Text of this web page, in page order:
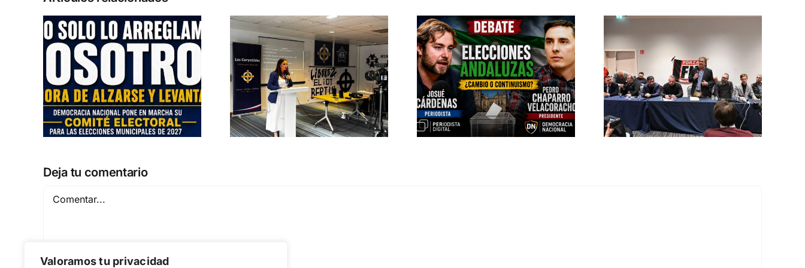
Valoramos tu privacidad
Entrevista a
Jennifer Amaro
Departamento Pro-Vida de Democracia
Nacional
Pedro Chaparro
participa en «La
Burbuja» de
Periodista Digital
DEBATE DE ACTUALIDAD
Conferencia
internacional en
Roma: “Europa se
levanta de nuevo”
ROMA 14 DE MARZO DE 2026
Deja tu comentario
Comentar